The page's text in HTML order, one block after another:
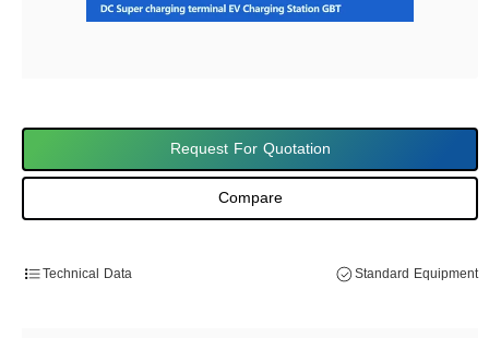
Request For Quotation
Compare
Technical Data Standard Equipment